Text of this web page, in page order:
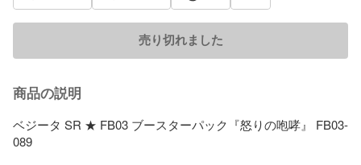
売り切れました
商品の説明
ベジータ SR ★ FB03 ブースターパック『怒りの咆哮』 FB03-
089